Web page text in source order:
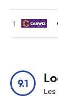
9.1
Les